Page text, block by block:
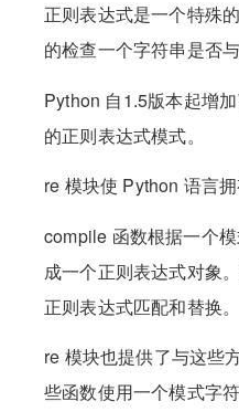
正则表达式是一个特殊
的检查一个字符串是否
Python 自1.5版本起增
的正则表达式模式。
re 模块使 Python 语言
compile 函数根据一个
成一个正则表达式对象
正则表达式匹配和替换。
re 模块也提供了与这些
些函数使用一个模式字